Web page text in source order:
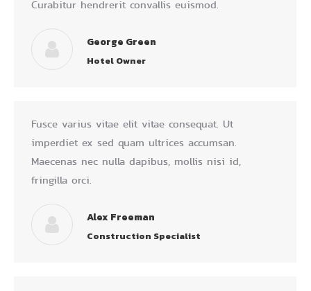
Curabitur hendrerit convallis euismod.
George Green
Hotel Owner
Fusce varius vitae elit vitae consequat. Ut
imperdiet ex sed quam ultrices accumsan.
Maecenas nec nulla dapibus, mollis nisi id,
fringilla orci.
Alex Freeman
Construction Specialist